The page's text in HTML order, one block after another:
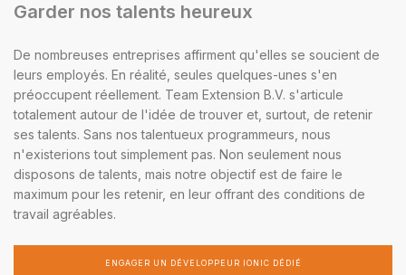
Garder nos talents heureux
De nombreuses entreprises affirment qu'elles se soucient de
leurs employés. En réalité, seules quelques-unes s'en
préoccupent réellement. Team Extension B.V. s'articule
totalement autour de l'idée de trouver et, surtout, de retenir
ses talents. Sans nos talentueux programmeurs, nous
n'existerions tout simplement pas. Non seulement nous
disposons de talents, mais notre objectif est de faire le
maximum pour les retenir, en leur offrant des conditions de
travail agréables.
ENGAGER UN DÉVELOPPEUR IONIC DÉDIÉ